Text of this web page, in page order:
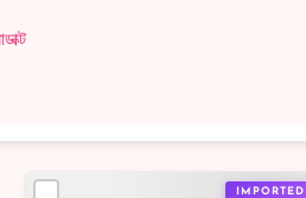
IMPORTED